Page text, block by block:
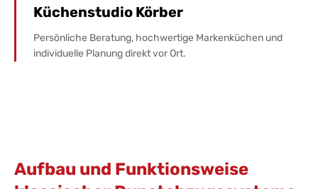
Küchenstudio Körber
Persönliche Beratung, hochwertige Markenküchen und
individuelle Planung direkt vor Ort.
Aufbau und Funktionsweise